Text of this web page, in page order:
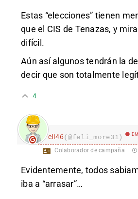
Estas “elecciones” tienen
que el CIS de Tenazas, y
difícil.
Aún así algunos tendrán la
decir que son totalmente
4
Feli46(@feli_more31)
Colaborador de campaña
Evidentemente, todos
iba a “arrasar”…